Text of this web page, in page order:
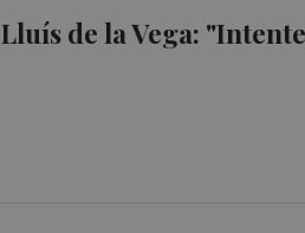
Lluís de la Vega: